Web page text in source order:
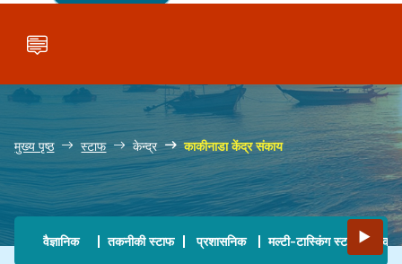
मुख्य पृष्ठ स्टाफ केन्द्र काकीनाडा केंद्र संकाय
Main navigation ▶
वैज्ञानिक तकनीकी स्टाफ प्रशासनिक मल्टी-टास्किंग स्टाफ